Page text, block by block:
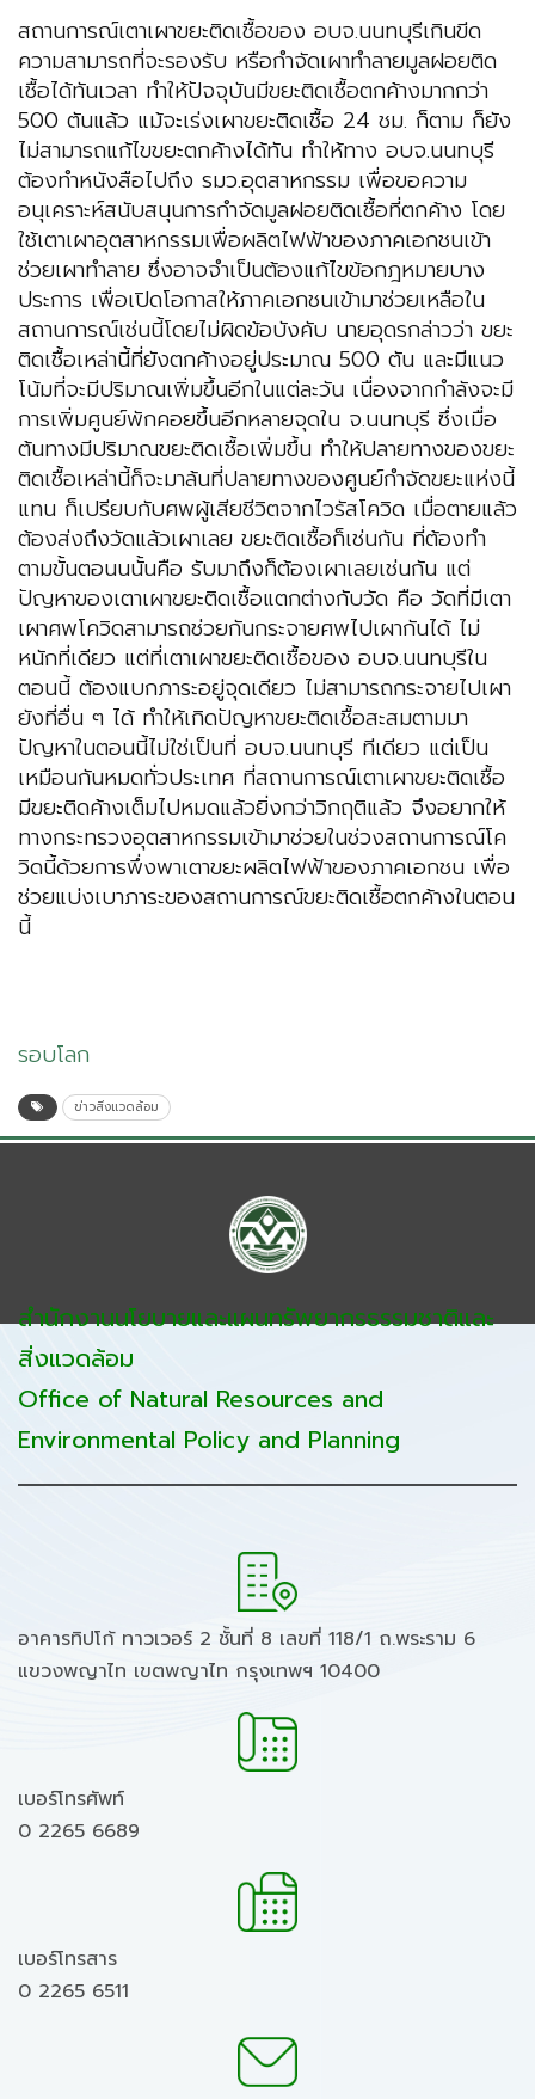
สถานการณ์เตาเผาขยะติดเชื้อของ อบจ.นนทบุรีเกินขีด
ความสามารถที่จะรองรับ หรือกำจัดเผาทำลายมูลฝอยติด
เชื้อได้ทันเวลา ทำให้ปัจจุบันมีขยะติดเชื้อตกค้างมากกว่า
500 ตันแล้ว แม้จะเร่งเผาขยะติดเชื้อ 24 ชม. ก็ตาม ก็ยัง
ไม่สามารถแก้ไขขยะตกค้างได้ทัน ทำให้ทาง อบจ.นนทบุรี
ต้องทำหนังสือไปถึง รมว.อุตสาหกรรม เพื่อขอความ
อนุเคราะห์สนับสนุนการกำจัดมูลฝอยติดเชื้อที่ตกค้าง โดย
ใช้เตาเผาอุตสาหกรรมเพื่อผลิตไฟฟ้าของภาคเอกชนเข้า
ช่วยเผาทำลาย ซึ่งอาจจำเป็นต้องแก้ไขข้อกฎหมายบาง
ประการ เพื่อเปิดโอกาสให้ภาคเอกชนเข้ามาช่วยเหลือใน
สถานการณ์เช่นนี้โดยไม่ผิดข้อบังคับ นายอุดรกล่าวว่า ขยะ
ติดเชื้อเหล่านี้ที่ยังตกค้างอยู่ประมาณ 500 ตัน และมีแนว
โน้มที่จะมีปริมาณเพิ่มขึ้นอีกในแต่ละวัน เนื่องจากกำลังจะมี
การเพิ่มศูนย์พักคอยขึ้นอีกหลายจุดใน จ.นนทบุรี ซึ่งเมื่อ
ต้นทางมีปริมาณขยะติดเชื้อเพิ่มขึ้น ทำให้ปลายทางของขยะ
ติดเชื้อเหล่านี้ก็จะมาล้นที่ปลายทางของศูนย์กำจัดขยะแห่งนี้
แทน ก็เปรียบกับศพผู้เสียชีวิตจากไวรัสโควิด เมื่อตายแล้ว
ต้องส่งถึงวัดแล้วเผาเลย ขยะติดเชื้อก็เช่นกัน ที่ต้องทำ
ตามขั้นตอนนนั้นคือ รับมาถึงก็ต้องเผาเลยเช่นกัน แต่
ปัญหาของเตาเผาขยะติดเชื้อแตกต่างกับวัด คือ วัดที่มีเตา
เผาศพโควิดสามารถช่วยกันกระจายศพไปเผากันได้ ไม่
หนักที่เดียว แต่ที่เตาเผาขยะติดเชื้อของ อบจ.นนทบุรีใน
ตอนนี้ ต้องแบกภาระอยู่จุดเดียว ไม่สามารถกระจายไปเผา
ยังที่อื่น ๆ ได้ ทำให้เกิดปัญหาขยะติดเชื้อสะสมตามมา
ปัญหาในตอนนี้ไม่ใช่เป็นที่ อบจ.นนทบุรี ทีเดียว แต่เป็น
เหมือนกันหมดทั่วประเทศ ที่สถานการณ์เตาเผาขยะติดเชื้อ
มีขยะติดค้างเต็มไปหมดแล้วยิ่งกว่าวิกฤติแล้ว จึงอยากให้
ทางกระทรวงอุตสาหกรรมเข้ามาช่วยในช่วงสถานการณ์โค
วิดนี้ด้วยการพึ่งพาเตาขยะผลิตไฟฟ้าของภาคเอกชน เพื่อ
ช่วยแบ่งเบาภาระของสถานการณ์ขยะติดเชื้อตกค้างในตอน
นี้
รอบโลก
ข่าวสิ่งแวดล้อม
สำนักงานนโยบายและแผนทรัพยากรธรรมชาติและ
สิ่งแวดล้อม
Office of Natural Resources and
Environmental Policy and Planning
อาคารทิปโก้ ทาวเวอร์ 2 ชั้นที่ 8 เลขที่ 118/1 ถ.พระราม 6
แขวงพญาไท เขตพญาไท กรุงเทพฯ 10400
เบอร์โทรศัพท์
0 2265 6689
เบอร์โทรสาร
0 2265 6511